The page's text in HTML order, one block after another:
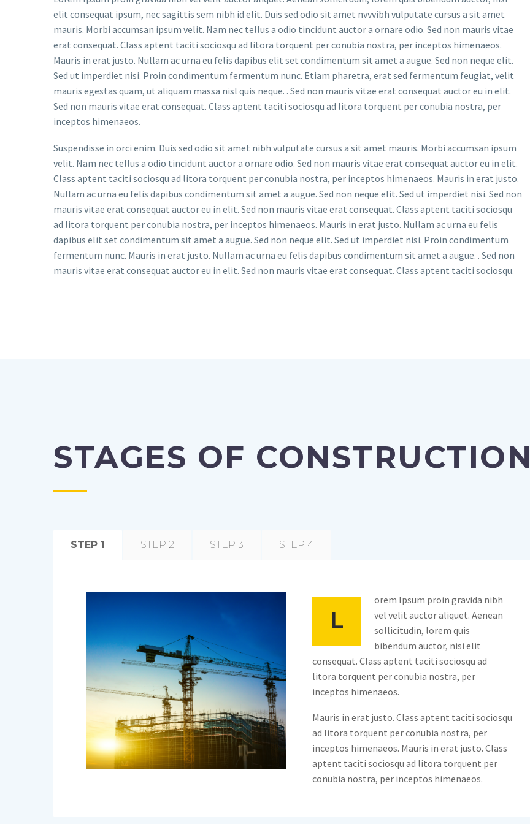
elit consequat ipsum, nec sagittis sem nibh id elit. Duis sed odio sit amet nvvvibh vulputate cursus a sit amet
mauris. Morbi accumsan ipsum velit. Nam nec tellus a odio tincidunt auctor a ornare odio. Sed non mauris vitae
erat consequat. Class aptent taciti sociosqu ad litora torquent per conubia nostra, per inceptos himenaeos.
Mauris in erat justo. Nullam ac urna eu felis dapibus elit set condimentum sit amet a augue. Sed non neque elit.
Sed ut imperdiet nisi. Proin condimentum fermentum nunc. Etiam pharetra, erat sed fermentum feugiat, velit
mauris egestas quam, ut aliquam massa nisl quis neque. . Sed non mauris vitae erat consequat auctor eu in elit.
Sed non mauris vitae erat consequat. Class aptent taciti sociosqu ad litora torquent per conubia nostra, per
inceptos himenaeos.
Suspendisse in orci enim. Duis sed odio sit amet nibh vulputate cursus a sit amet mauris. Morbi accumsan ipsum
velit. Nam nec tellus a odio tincidunt auctor a ornare odio. Sed non mauris vitae erat consequat auctor eu in elit.
Class aptent taciti sociosqu ad litora torquent per conubia nostra, per inceptos himenaeos. Mauris in erat justo.
Nullam ac urna eu felis dapibus condimentum sit amet a augue. Sed non neque elit. Sed ut imperdiet nisi. Sed non
mauris vitae erat consequat auctor eu in elit. Sed non mauris vitae erat consequat. Class aptent taciti sociosqu
ad litora torquent per conubia nostra, per inceptos himenaeos. Mauris in erat justo. Nullam ac urna eu felis
dapibus elit set condimentum sit amet a augue. Sed non neque elit. Sed ut imperdiet nisi. Proin condimentum
fermentum nunc. Mauris in erat justo. Nullam ac urna eu felis dapibus condimentum sit amet a augue. . Sed non
mauris vitae erat consequat auctor eu in elit. Sed non mauris vitae erat consequat. Class aptent taciti sociosqu.
STAGES OF CONSTRUCTION
STEP 1 STEP 2 STEP 3 STEP 4
L
orem Ipsum proin gravida nibh
vel velit auctor aliquet. Aenean
sollicitudin, lorem quis
bibendum auctor, nisi elit
consequat. Class aptent taciti sociosqu ad
litora torquent per conubia nostra, per
inceptos himenaeos.
Mauris in erat justo. Class aptent taciti sociosqu
ad litora torquent per conubia nostra, per
inceptos himenaeos. Mauris in erat justo. Class
aptent taciti sociosqu ad litora torquent per
conubia nostra, per inceptos himenaeos.